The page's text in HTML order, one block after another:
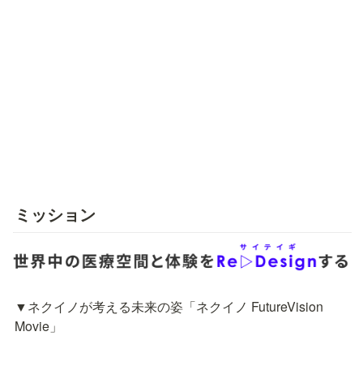
ミッション
▼ネクイノが考える未来の姿「ネクイノ FutureVision
Movie」